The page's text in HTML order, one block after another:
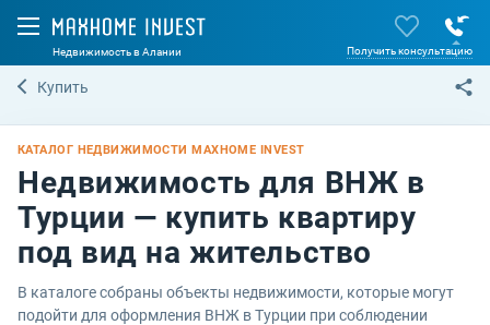
Недвижимость в Алании Получить консультацию
Купить
КАТАЛОГ НЕДВИЖИМОСТИ MAXHOME INVEST
Недвижимость для ВНЖ в
Турции — купить квартиру
под вид на жительство
В каталоге собраны объекты недвижимости, которые могут
подойти для оформления ВНЖ в Турции при соблюдении
Площадь, м.кв.
Количество спален